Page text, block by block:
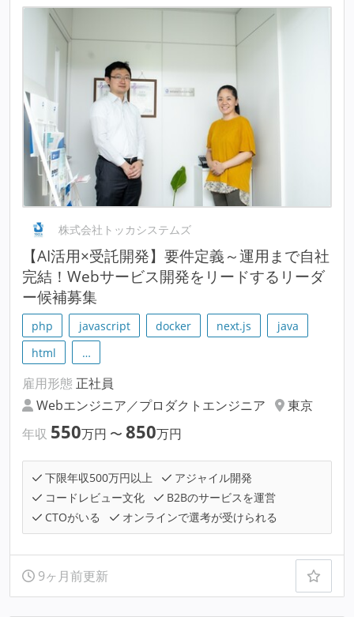
株式会社トッカシステムズ
【AI活用×受託開発】要件定義～運用まで自社
完結！Webサービス開発をリードするリーダ
ー候補募集
php javascript docker next.js
java
html
…
雇用形態 正社員
Webエンジニア／プロダクトエンジニア
東京
年収 550万円 〜 850万円
下限年収500万円以上
アジャイル開発
コードレビュー文化
B2Bのサービスを運営
CTOがいる
オンラインで選考が受けられる
9ヶ月前更新